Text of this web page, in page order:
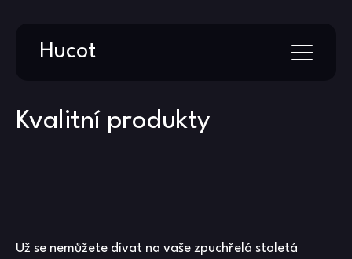
Hucot
Kvalitní produkty
Už se nemůžete dívat na vaše zpuchřelá stoletá